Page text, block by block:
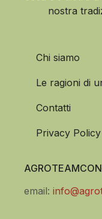
nostra
Chi siamo
Le ragioni di
Contatti
Privacy Policy
email: